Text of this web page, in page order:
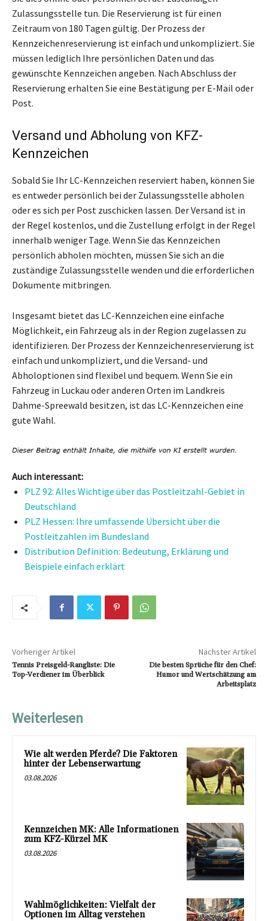
Zulassungsstelle tun. Die Reservierung ist für einen
Zeitraum von 180 Tagen gültig. Der Prozess der
Kennzeichenreservierung ist einfach und unkompliziert. Sie
müssen lediglich Ihre persönlichen Daten und das
gewünschte Kennzeichen angeben. Nach Abschluss der
Reservierung erhalten Sie eine Bestätigung per E-Mail oder
Post.
Versand und Abholung von KFZ-
Kennzeichen
Sobald Sie Ihr LC-Kennzeichen reserviert haben, können Sie
es entweder persönlich bei der Zulassungsstelle abholen
oder es sich per Post zuschicken lassen. Der Versand ist in
der Regel kostenlos, und die Zustellung erfolgt in der Regel
innerhalb weniger Tage. Wenn Sie das Kennzeichen
persönlich abholen möchten, müssen Sie sich an die
zuständige Zulassungsstelle wenden und die erforderlichen
Dokumente mitbringen.
Insgesamt bietet das LC-Kennzeichen eine einfache
Möglichkeit, ein Fahrzeug als in der Region zugelassen zu
identifizieren. Der Prozess der Kennzeichenreservierung ist
einfach und unkompliziert, und die Versand- und
Abholoptionen sind flexibel und bequem. Wenn Sie ein
Fahrzeug in Luckau oder anderen Orten im Landkreis
Dahme-Spreewald besitzen, ist das LC-Kennzeichen eine
gute Wahl.
Auch interessant:
PLZ 92: Alles Wichtige über das Postleitzahl-Gebiet in
Deutschland
PLZ Hessen: Ihre umfassende Übersicht über die
Postleitzahlen im Bundesland
Distribution Definition: Bedeutung, Erklärung und
Beispiele einfach erklärt
Vorheriger Artikel
Tennis Preisgeld-Rangliste: Die
Top-Verdiener im Überblick
Nächster Artikel
Die besten Sprüche für den Chef:
Humor und Wertschätzung am
Arbeitsplatz
Weiterlesen
Wie alt werden Pferde? Die Faktoren
hinter der Lebenserwartung
03.08.2026
Kennzeichen MK: Alle Informationen
zum KFZ-Kürzel MK
03.08.2026
Wahlmöglichkeiten: Vielfalt der
Optionen im Alltag verstehen